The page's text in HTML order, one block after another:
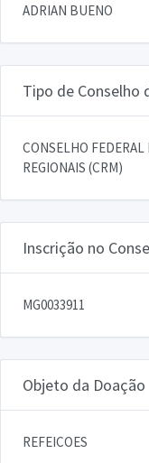
ADRIAN BUENO
Tipo de Conselho
CONSELHO
REGIONAIS (CRM)
Inscrição no
MG0033911
Objeto da Doação
REFEICOES